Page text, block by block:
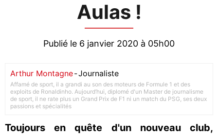
Aulas !
Publié le 6 janvier 2020 à 05h00
Arthur Montagne-Journaliste
Affamé de sport, il a grandi au son des moteurs de Formule 1 et des
exploits de Ronaldinho. Aujourd’hui, diplomé d'un Master de journalisme
de sport, il ne rate plus un Grand Prix de F1 ni un match du PSG, ses deux
passions et spécialités
Toujours en quête d'un nouveau club,